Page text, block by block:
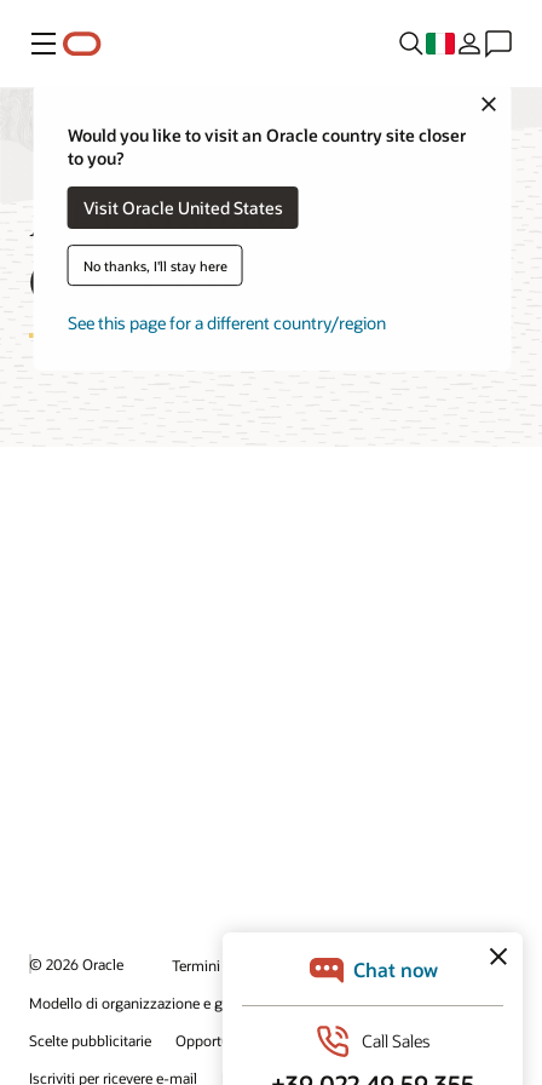
Menu
Would you like to visit an Oracle country site closer
to you?
Visit Oracle United States
No thanks, I'll stay here
See this page for a different country/region
API Management
Cost Estimator
© 2026 Oracle Termini d'uso e privacy
P.Iva: 03189950961
Modello di organizzazione e gestione D.lgs 231/01
Scelte pubblicitarie
Opportunità di lavoro
Iscriviti per ricevere e-mail
Integrity Helpline Contattaci